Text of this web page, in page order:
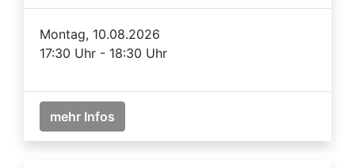
Montag, 10.08.2026
17:30 Uhr - 18:30 Uhr
mehr Infos